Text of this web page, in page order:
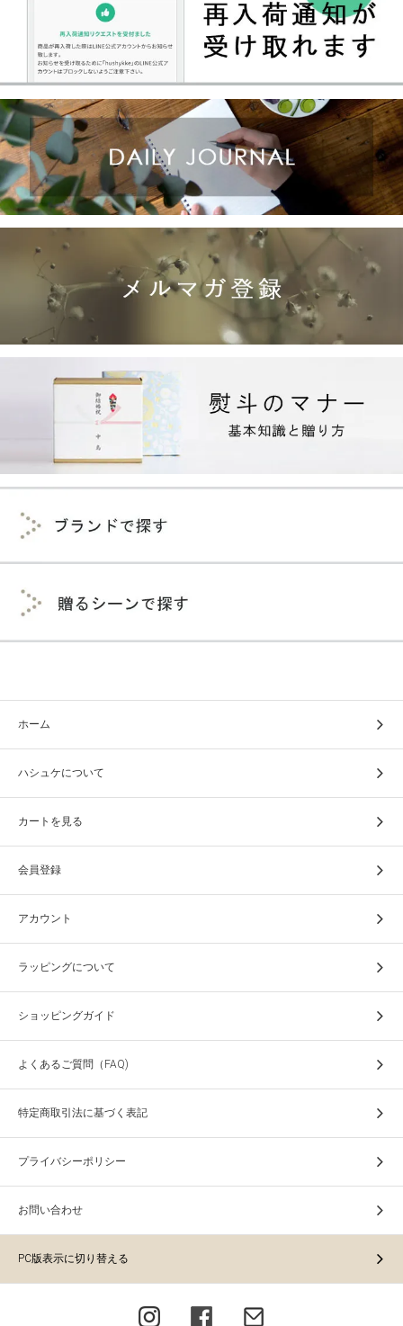
ホーム
ハシュケについて
カートを見る
会員登録
アカウント
ラッピングについて
ショッピングガイド
よくあるご質問（FAQ)
特定商取引法に基づく表記
プライバシーポリシー
お問い合わせ
PC版表示に切り替える